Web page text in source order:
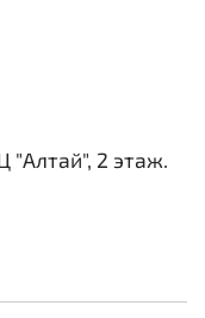
"Алтай", 2 этаж.